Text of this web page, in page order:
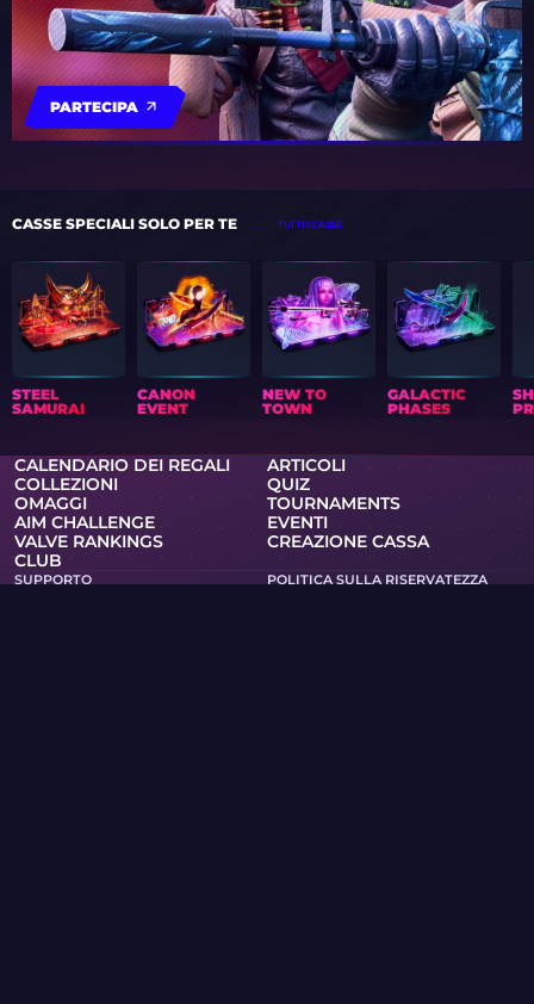
PARTECIPA
CASSE SPECIALI SOLO PER TE TUTTI I CASSE
STEEL
SAMURAI
CANON
EVENT
NEW TO
TOWN
GALACTIC
PHASES
CALENDARIO DEI REGALI
ARTICOLI
COLLEZIONI
QUIZ
OMAGGI
TOURNAMENTS
AIM CHALLENGE
EVENTI
VALVE RANKINGS
CREAZIONE CASSA
CLUB
SUPPORTO
POLITICA SULLA RISERVATEZZA